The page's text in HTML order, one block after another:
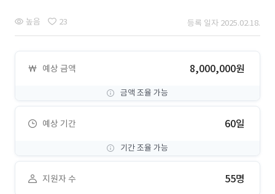
높음 23 등록 일자 2025.02.18.
예상 금액 8,000,000원
금액 조율 가능
예상 기간 60일
기간 조율 가능
지원자 수 55명